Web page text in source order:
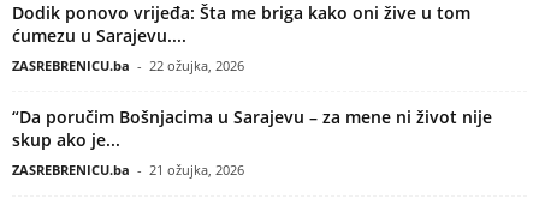
Dodik ponovo vrijeđa: Šta me briga kako oni žive u tom
ćumezu u Sarajevu....
ZASREBRENICU.ba - 22 ožujka, 2026
“Da poručim Bošnjacima u Sarajevu – za mene ni život nije
skup ako je...
ZASREBRENICU.ba - 21 ožujka, 2026